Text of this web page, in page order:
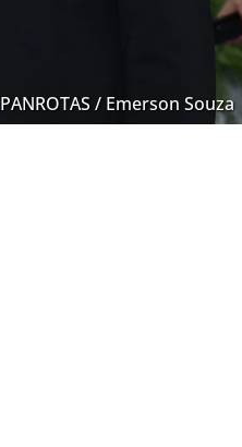
PANROTAS / Emerson Souza